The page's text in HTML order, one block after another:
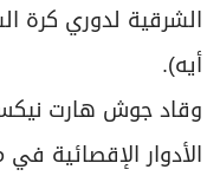
مواقيت الصلاة
الشرقية لدوري كرة
أيه).
وقاد جوش هارت